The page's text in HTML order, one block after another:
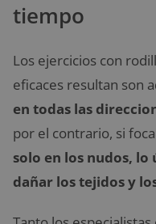
tiempo
Los ejercicios con
eficaces resultan son
en todas las
por el contrario, si
solo en los nudos, lo
dañar los tejidos y